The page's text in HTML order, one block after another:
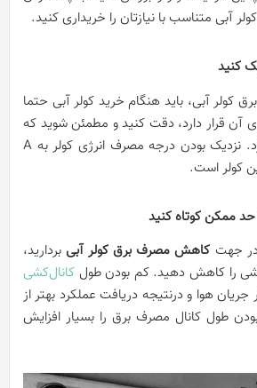
آبی متناسب با نیازتان را خریداری کنید.
آبی، باید هنگام خرید کولر آبی حتما
آن قرار دارد، دقت کنید و مطمئن شوید که
میزان انرژی کمتری دارد. نزدیک بودن درجه مصرف انرژی کولر به A
کولر است.
در جهت کاهش مصرف برق کولر آبیبردارید،
را کاهش دهید. کم بودن طول کانال‌کشی
هوا و درنتیجه دریافت عملکرد بهتر از
طول کانال مصرف برق را بسیار افزایش